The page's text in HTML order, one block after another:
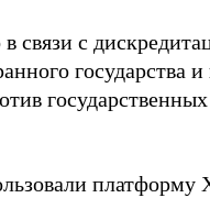
в связи с
государства
платформу